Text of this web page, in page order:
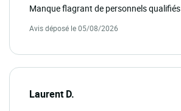
Manque flagrant de personnels qualifiés
Avis déposé le 05/08/2026
Laurent D.